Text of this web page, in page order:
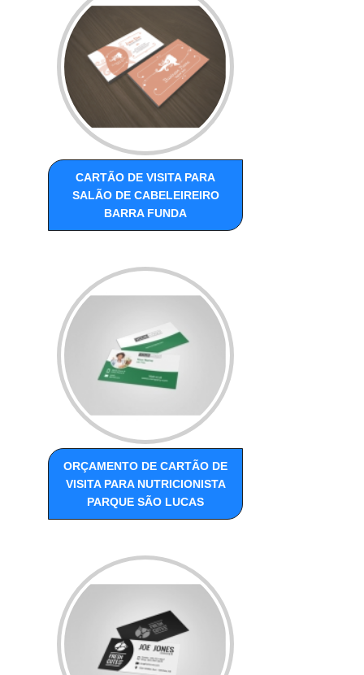
CARTÃO DE VISITA PARA
SALÃO DE CABELEIREIRO
BARRA FUNDA
ORÇAMENTO DE CARTÃO DE
VISITA PARA NUTRICIONISTA
PARQUE SÃO LUCAS